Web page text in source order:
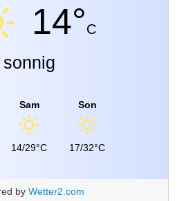
14°C
sonnig
Sam
14/29°C
Son
17/32°C
by Wetter2.com